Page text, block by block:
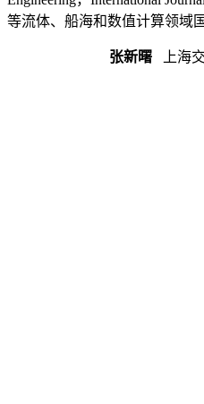
等流体、船海和数值计算领域
张新曙 上海